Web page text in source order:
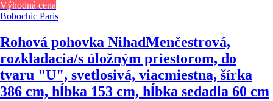
Výhodná cena
Bobochic Paris
Rohová pohovka NihadMenčestrová,
rozkladacia/s úložným priestorom, do
tvaru "U", svetlosivá, viacmiestna, šírka
386 cm, hĺbka 153 cm, hĺbka sedadla 60 cm